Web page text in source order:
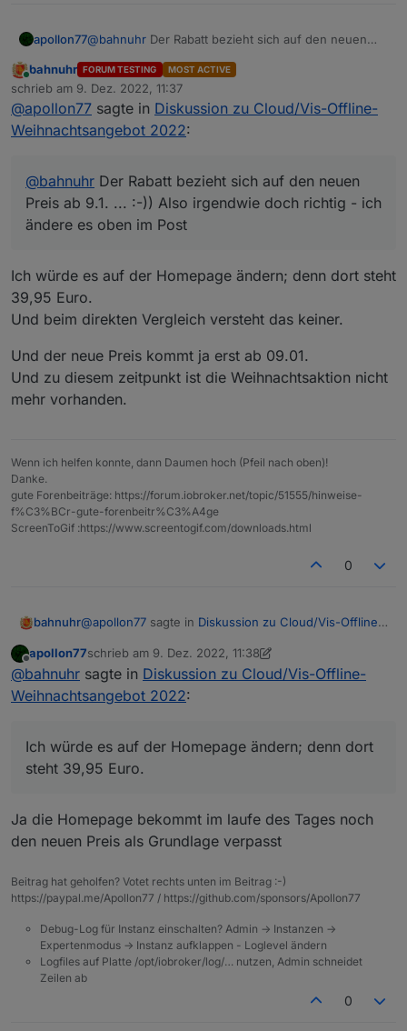
apollon77@bahnuhr Der Rabatt bezieht sich auf den neuen
ändere es oben im Post
Online
bahnuhr FORUM TESTING MOST ACTIVE
schrieb am 9. Dez. 2022, 11:37
zuletzt editiert von
@apollon77 sagte in Diskussion zu Cloud/Vis-Offline-
Weihnachtsangebot 2022:
@bahnuhr Der Rabatt bezieht sich auf den neuen
Preis ab 9.1. ... :-)) Also irgendwie doch richtig - ich
ändere es oben im Post
Ich würde es auf der Homepage ändern; denn dort steht
39,95 Euro.
Und beim direkten Vergleich versteht das keiner.
Und der neue Preis kommt ja erst ab 09.01.
Und zu diesem zeitpunkt ist die Weihnachtsaktion nicht
mehr vorhanden.
Wenn ich helfen konnte, dann Daumen hoch (Pfeil nach oben)!
Danke.
gute Forenbeiträge: https://forum.iobroker.net/topic/51555/hinweise-
f%C3%BCr-gute-forenbeitr%C3%A4ge
ScreenToGif :https://www.screentogif.com/downloads.html
0
bahnuhr@apollon77 sagte in Diskussion zu Cloud/Vis-Offline-
@bahnuhrDer Rabatt bezieht sich auf den
neuen Preis ab 9.1. ... :-)) Also irgendwie doch
richtig - ich ändere es oben im Post
Ich würde es auf der Homepage ändern; denn dort
Und beim direkten Vergleich versteht das keiner.
Und der neue Preis kommt ja erst ab 09.01.
Und zu diesem zeitpunkt ist die Weihnachtsaktion
nicht mehr vorhanden.
Offline
apollon77schrieb am 9. Dez. 2022, 11:38
zuletzt editiert von apollon7712. Sept. 2022, 12:39
@bahnuhr sagte in Diskussion zu Cloud/Vis-Offline-
Weihnachtsangebot 2022:
Ich würde es auf der Homepage ändern; denn dort
steht 39,95 Euro.
Ja die Homepage bekommt im laufe des Tages noch
den neuen Preis als Grundlage verpasst
Beitrag hat geholfen? Votet rechts unten im Beitrag :-)
https://paypal.me/Apollon77 / https://github.com/sponsors/Apollon77
Debug-Log für Instanz einschalten? Admin -> Instanzen ->
Expertenmodus -> Instanz aufklappen - Loglevel ändern
Logfiles auf Platte /opt/iobroker/log/… nutzen, Admin schneidet
Zeilen ab
0